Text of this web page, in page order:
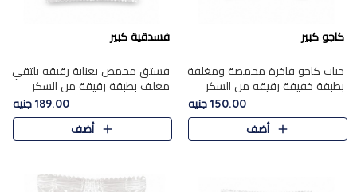
كاجو كبير
حبات كاجو فاخرة محمصة ومغلفة
بطبقة خفيفة رقيقه من السكر
المكرمل، تجمع بين توازن النعومة
زبدية غنية فاخرة والقرمشة
المرضية في حلوى شرقية بطاب..
150.00 جنيه
أضف
فسدقية كبير
فستق محمص بعناية رقيقه يلتقي
مغلف بطبقة رقيقة من السكر
المكرمل، ليقدم مذاقًا فاخرًا حلوي
شرقية فاخرة ونكهة غنية ناتي تميز
كل قطعة و قوام هش
189.00 جنيه
أضف